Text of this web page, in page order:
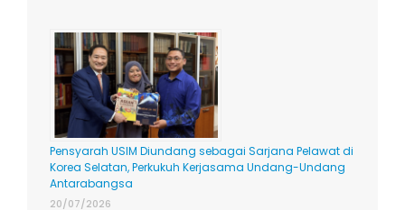
Pensyarah USIM Diundang sebagai Sarjana Pelawat di
Korea Selatan, Perkukuh Kerjasama Undang-Undang
Antarabangsa
20/07/2026